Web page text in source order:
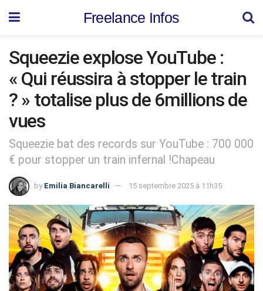
Freelance Infos
Squeezie explose YouTube :
« Qui réussira à stopper le train
? » totalise plus de 6millions de
vues
Squeezie bat des records sur YouTube : 700 000
€ pour stopper un train infernal !Chapeau
by Emilia Biancarelli 15 septembre 2025 à 11h35